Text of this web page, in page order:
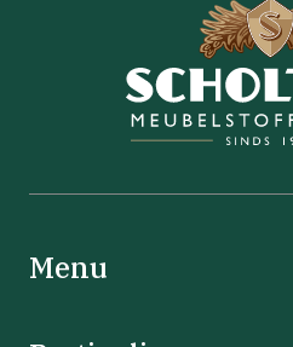
Menu